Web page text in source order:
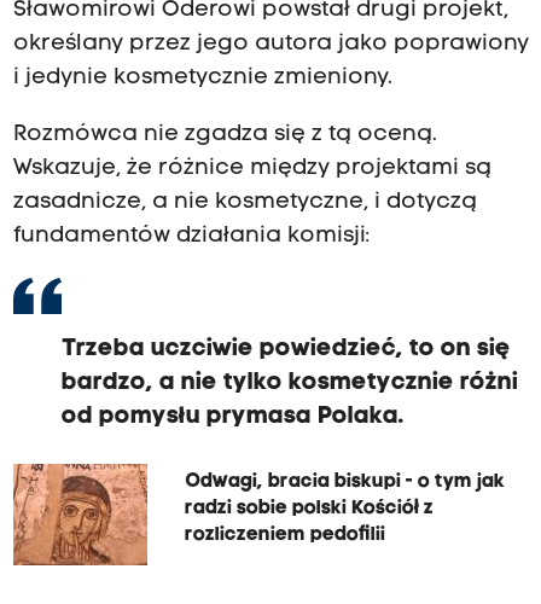
Sławomirowi Oderowi powstał drugi projekt,
określany przez jego autora jako poprawiony
i jedynie kosmetycznie zmieniony.
Rozmówca nie zgadza się z tą oceną.
Wskazuje, że różnice między projektami są
zasadnicze, a nie kosmetyczne, i dotyczą
fundamentów działania komisji:
Trzeba uczciwie powiedzieć, to on się
bardzo, a nie tylko kosmetycznie różni
od pomysłu prymasa Polaka.
Odwagi, bracia biskupi - o tym jak
radzi sobie polski Kościół z
rozliczeniem pedofilii